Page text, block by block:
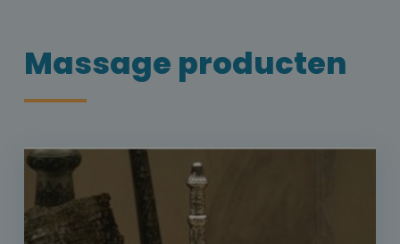
Massage producten